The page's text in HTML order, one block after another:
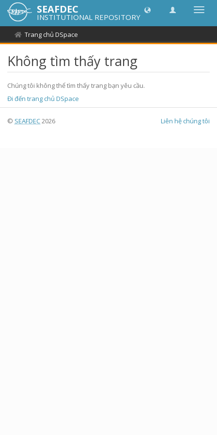
điều
thành
SEAFDEC
INSTITUTIONAL REPOSITORY
Trang chủ DSpace
Không tìm thấy trang
Chúng tôi không thể tìm thấy trang bạn yêu cầu.
Đi đến trang chủ DSpace
© SEAFDEC2026 Liên hệ chúng tôi